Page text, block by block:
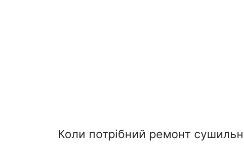
Коли потрібний ремонт